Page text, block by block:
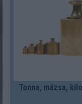
Tonna, mázsa,